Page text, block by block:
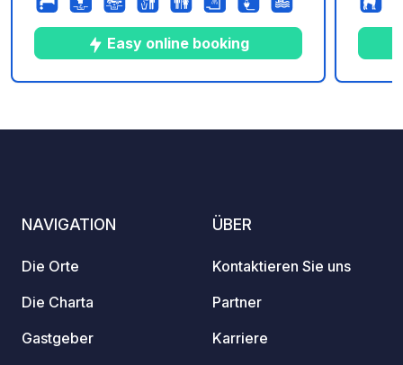
Region. Das außergewöhnliche
Panorama bietet Ihnen von Ihrem
waldreichen Standort aus einen
atemberaubenden Blick auf das
Easy online booking
sein
NAVIGATION
Die Orte
Die Charta
Gastgeber
ÜBER
Kontaktieren Sie uns
Partner
Karriere